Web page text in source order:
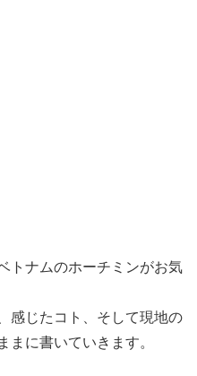
トナムのホーチミンがお気
感じたコト、そして現地の
まに書いていきます。